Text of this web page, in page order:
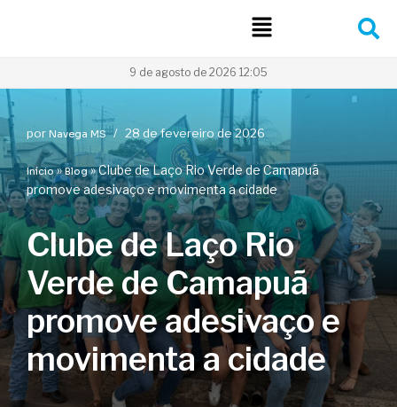
conteúdo
9 de agosto de 2026 12:05
por Navega MS 28 de fevereiro de 2026
Início»Blog»Clube de Laço Rio Verde de Camapuã
promove adesivaço e movimenta a cidade
Clube de Laço Rio
Verde de Camapuã
promove adesivaço e
movimenta a cidade